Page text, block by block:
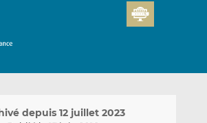
depuis 12 juillet 2023